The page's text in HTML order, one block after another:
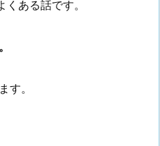
ある話です。
す。